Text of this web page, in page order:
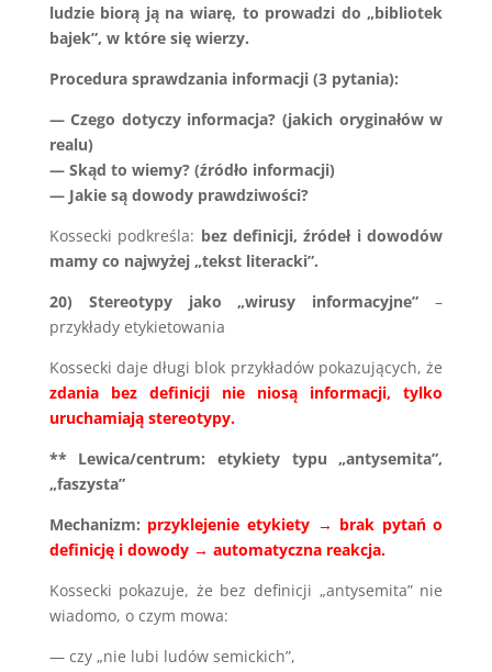
ludzie biorą ją na wiarę, to prowadzi do „bibliotek
bajek”, w które się wierzy.
Procedura sprawdzania informacji (3 pytania):
— Czego dotyczy informacja? (jakich oryginałów w
realu)
— Skąd to wiemy? (źródło informacji)
— Jakie są dowody prawdziwości?
Kossecki podkreśla: bez definicji, źródeł i dowodów
mamy co najwyżej „tekst literacki”.
20) Stereotypy jako „wirusy informacyjne” –
przykłady etykietowania
Kossecki daje długi blok przykładów pokazujących, że
zdania bez definicji nie niosą informacji, tylko
uruchamiają stereotypy.
** Lewica/centrum: etykiety typu „antysemita”,
„faszysta”
Mechanizm: przyklejenie etykiety → brak pytań o
definicję i dowody → automatyczna reakcja.
Kossecki pokazuje, że bez definicji „antysemita” nie
wiadomo, o czym mowa:
— czy „nie lubi ludów semickich”,